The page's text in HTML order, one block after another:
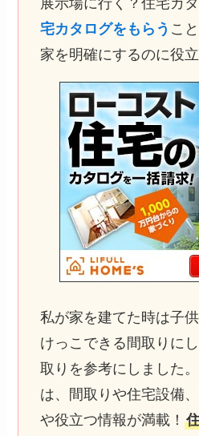
宅カタログをもらう こ
家を明確にするのに役立
私が家を建てた時は子
けっこできる間取りに
取りを参考にしました
は、間取りや住宅設備
や役立つ情報が満載！